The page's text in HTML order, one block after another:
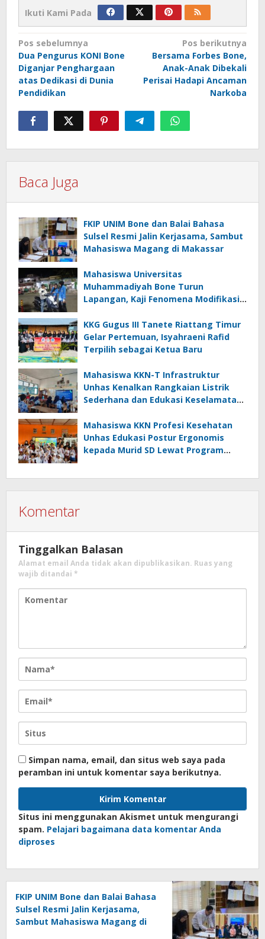
Ikuti Kami Pada
Navigasi
pos
Pos sebelumnya
Dua Pengurus KONI Bone
Diganjar Penghargaan
atas Dedikasi di Dunia
Pendidikan
Pos berikutnya
Bersama Forbes Bone,
Anak-Anak Dibekali
Perisai Hadapi Ancaman
Narkoba
Baca Juga
FKIP UNIM Bone dan Balai Bahasa
Sulsel Resmi Jalin Kerjasama, Sambut
Mahasiswa Magang di Makassar
Mahasiswa Universitas
Muhammadiyah Bone Turun
Lapangan, Kaji Fenomena Modifikasi
FOTOFOBIA
KKG Gugus III Tanete Riattang Timur
Gelar Pertemuan, Isyahraeni Rafid
Terpilih sebagai Ketua Baru
Mahasiswa KKN-T Infrastruktur
Unhas Kenalkan Rangkaian Listrik
Sederhana dan Edukasi Keselamatan
Langkeang
Mahasiswa KKN Profesi Kesehatan
Unhas Edukasi Postur Ergonomis
kepada Murid SD Lewat Program
Komentar
Tinggalkan Balasan
Alamat email Anda tidak akan dipublikasikan. Ruas yang
wajib ditandai *
Simpan nama, email, dan situs web saya pada
peramban ini untuk komentar saya berikutnya.
Situs ini menggunakan Akismet untuk mengurangi
spam. Pelajari bagaimana data komentar Anda
diproses
FKIP UNIM Bone dan Balai Bahasa
Sulsel Resmi Jalin Kerjasama,
Sambut Mahasiswa Magang di